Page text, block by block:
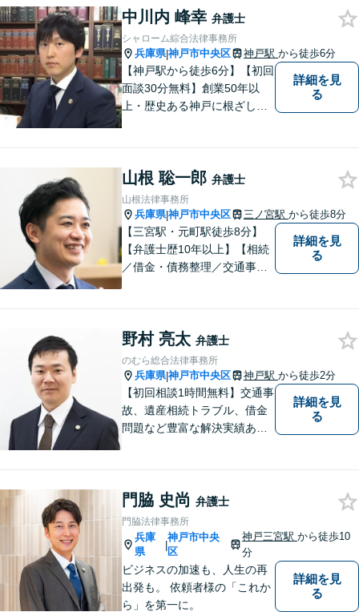
中川内 峰幸 弁護士
シャローム綜合法律事務所
兵庫県|神戸市中央区 神戸駅 から徒歩6分
【神戸駅から徒歩6分】【初回
面談30分無料】創業50年以
上・歴史ある神戸に根ざした
たします【借金・債務整理】
ご依頼者にとって無理のな
い、適切な返済計画を提示し
ます
詳細を見
る
山根 聡一郎 弁護士
山根法律事務所
兵庫県|神戸市中央区 三ノ宮駅 から徒歩8分
【三宮駅・元町駅徒歩8分】
【弁護士歴10年以上】【相続
／借金・債務整理／交通事
ていただいています。お困り
ごとがあればお気軽に。【夜
間・土日祝対応】【一部初回
相談無料】
詳細を見
る
野村 亮太 弁護士
のむら総合法律事務所
兵庫県|神戸市中央区 神戸駅 から徒歩2分
【初回相談1時間無料】交通事
故、遺産相続トラブル、借金
問題など豊富な解決実績あ
て納得感のある解決を目指し
ます【神戸駅徒歩2分】【ハー
バーランド駅5分】
詳細を見
る
門脇 史尚 弁護士
門脇法律事務所
兵庫
県
|
神戸市中央
区
神戸三宮駅 から徒歩10
分
ビジネスの加速も、人生の再
出発も。 依頼者様の「これか
ら」を第一に。
詳細を見
る